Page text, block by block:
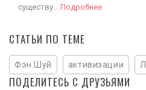
существу... Подробнее
СТАТЬИ ПО ТЕМЕ
Фэн Шуй активизации
ПОДЕЛИТЕСЬ С ДРУЗЬЯМИ